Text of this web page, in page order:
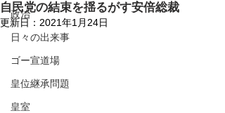
政治
日々の出来事
ゴー宣道場
皇位継承問題
皇室
自民党の結束を揺るがす安倍総裁
更新日： 2021年1月24日